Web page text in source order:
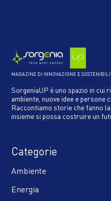
MAGAZINE DI INNOVAZIONE E
SorgeniaUP è uno spazio in cui
ambiente, nuove idee e persone
Raccontiamo storie che fanno
insieme si possa costruire un
Categorie
Ambiente
Energia